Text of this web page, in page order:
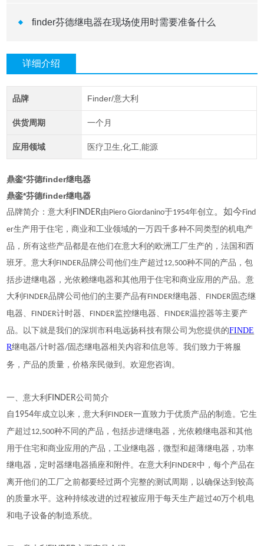
finder芬德继电器在现场使用时需要准备什么
详细介绍
品牌 Finder/意大利
供货周期 一个月
应用领域 医疗卫生,化工,能源
鼎銮*芬德finder继电器
鼎銮*芬德finder继电器
品牌简介：意大利 FINDER由Piero Giordanino于1954年创立。如今Find
er生产用于住宅，商业和工业领域的一万四千多种不同类型的机电产
品，所有这些产品都是在他们在意大利的欧洲工厂生产的，法国和西
班牙。意大利 FINDER品牌公司他们生产超过12,500种不同的产品，包
括步进继电器，光依赖继电器和其他用于住宅和商业应用的产品。意
大利 FINDER品牌公司他们的主要产品有FINDER继电器、 FINDER 固态继
电器、 FINDER计时器、 FINDER监控继电器、 FINDER温控器等主要产
品。以下就是我们的深圳市科电远扬科技有限公司为您提供的FINDE
R继电器/计时器/固态继电器相关内容和信息等。我们致力于将服
务，产品的质量，价格亲民做到。欢迎您咨询 。
一、意大利 FINDER公司简介
自 1954年成立以来，意大利 FINDER一直致力于优质产品的制造。它生
产超过12,500种不同的产品，包括步进继电器，光依赖继电器和其他
用于住宅和商业应用的产品，工业继电器，微型和超薄继电器，功率
继电器，定时器继电器插座和附件。在意大利 FINDER中，每个产品在
离开他们的工厂之前都要经过两个完整的测试周期，以确保达到较高
的质量水平。这种持续改进的过程被应用于每天生产超过40万个机电
和电子设备的制造系统。